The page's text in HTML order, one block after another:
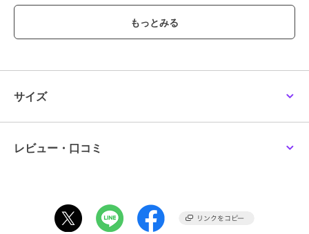
見た目もかわいい優しめなポインテッドトゥ。
アッパーのV字のカットラインで脚長効果が嬉しい一足です。
尖りすぎてないシルエットでコーデしやすいです。
っぽくなります。
超軽量なのも嬉しい点です。
アウトソールの返りも◎です。
【サイズ感】
普段23.5cmを履いているスタッフがMサイズでジャストでした。
サイズ
レビュー・口コミ